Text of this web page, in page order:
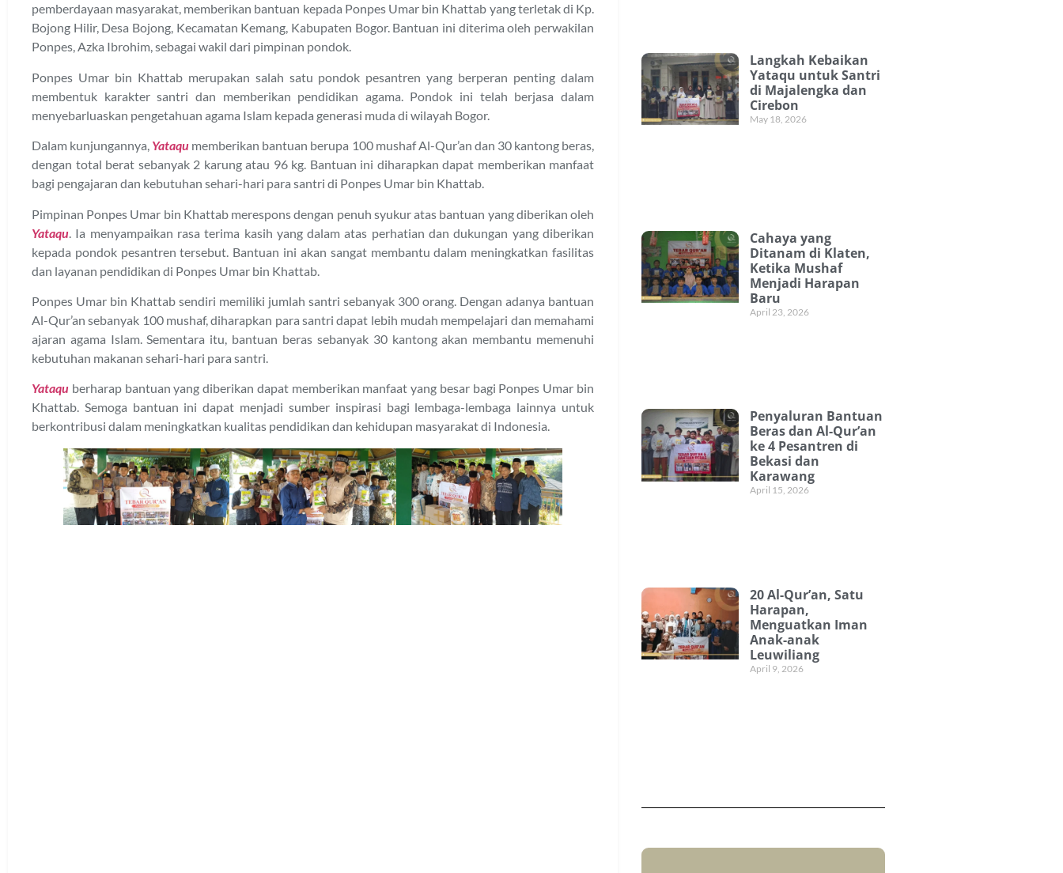
pemberdayaan masyarakat, memberikan bantuan kepada Ponpes Umar bin Khattab yang terletak di Kp.
Bojong Hilir, Desa Bojong, Kecamatan Kemang, Kabupaten Bogor. Bantuan ini diterima oleh perwakilan
Ponpes, Azka Ibrohim, sebagai wakil dari pimpinan pondok.
Ponpes Umar bin Khattab merupakan salah satu pondok pesantren yang berperan penting dalam
membentuk karakter santri dan memberikan pendidikan agama. Pondok ini telah berjasa dalam
menyebarluaskan pengetahuan agama Islam kepada generasi muda di wilayah Bogor.
Dalam kunjungannya, Yataqu memberikan bantuan berupa 100 mushaf Al-Qur’an dan 30 kantong beras,
dengan total berat sebanyak 2 karung atau 96 kg. Bantuan ini diharapkan dapat memberikan manfaat
bagi pengajaran dan kebutuhan sehari-hari para santri di Ponpes Umar bin Khattab.
Pimpinan Ponpes Umar bin Khattab merespons dengan penuh syukur atas bantuan yang diberikan oleh
Yataqu . Ia menyampaikan rasa terima kasih yang dalam atas perhatian dan dukungan yang diberikan
kepada pondok pesantren tersebut. Bantuan ini akan sangat membantu dalam meningkatkan fasilitas
dan layanan pendidikan di Ponpes Umar bin Khattab.
Ponpes Umar bin Khattab sendiri memiliki jumlah santri sebanyak 300 orang. Dengan adanya bantuan
Al-Qur’an sebanyak 100 mushaf, diharapkan para santri dapat lebih mudah mempelajari dan memahami
ajaran agama Islam. Sementara itu, bantuan beras sebanyak 30 kantong akan membantu memenuhi
kebutuhan makanan sehari-hari para santri.
Yataqu berharap bantuan yang diberikan dapat memberikan manfaat yang besar bagi Ponpes Umar bin
Khattab. Semoga bantuan ini dapat menjadi sumber inspirasi bagi lembaga-lembaga lainnya untuk
berkontribusi dalam meningkatkan kualitas pendidikan dan kehidupan masyarakat di Indonesia.
Langkah Kebaikan
Yataqu untuk Santri
di Majalengka dan
Cirebon
May 18, 2026
Cahaya yang
Ditanam di Klaten,
Ketika Mushaf
Menjadi Harapan
Baru
April 23, 2026
Penyaluran Bantuan
Beras dan Al-Qur’an
ke 4 Pesantren di
Bekasi dan
Karawang
April 15, 2026
20 Al-Qur’an, Satu
Harapan,
Menguatkan Iman
Anak-anak
Leuwiliang
April 9, 2026